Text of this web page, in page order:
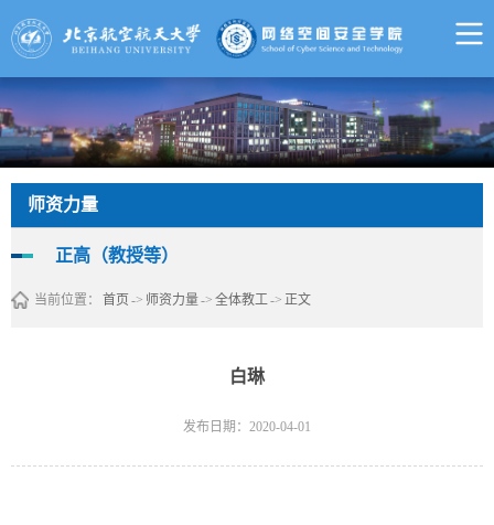
师资力量
正高（教授等）
当前位置： 首页 -> 师资力量-> 全体教工-> 正文
白琳
发布日期：2020-04-01